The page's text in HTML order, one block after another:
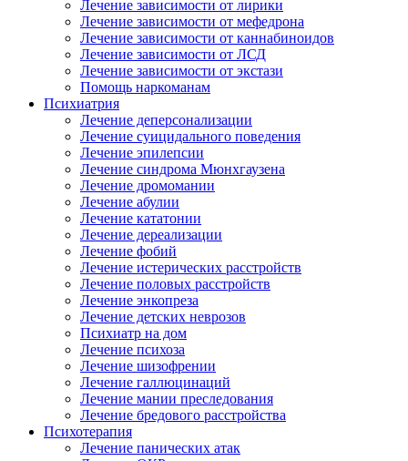
Лечение зависимости от лирики
Лечение зависимости от мефедрона
Лечение зависимости от каннабиноидов
Лечение зависимости от ЛСД
Лечение зависимости от экстази
Помощь наркоманам
Психиатрия
Лечение деперсонализации
Лечение суицидального поведения
Лечение эпилепсии
Лечение синдрома Мюнхгаузена
Лечение дромомании
Лечение абулии
Лечение кататонии
Лечение дереализации
Лечение фобий
Лечение истерических расстройств
Лечение половых расстройств
Лечение энкопреза
Лечение детских неврозов
Психиатр на дом
Лечение психоза
Лечение шизофрении
Лечение галлюцинаций
Лечение мании преследования
Лечение бредового расстройства
Психотерапия
Лечение панических атак